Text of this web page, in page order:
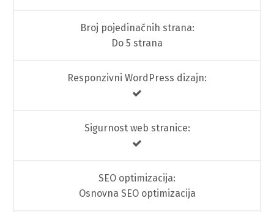
Broj pojedinačnih strana:
Do 5 strana
Responzivni WordPress dizajn:
Sigurnost web stranice:
SEO optimizacija:
Osnovna SEO optimizacija